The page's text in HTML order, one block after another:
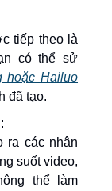
tiếp theo là
có thể sử
hoặc Hailuo
đã tạo.
ra các nhân
suốt video,
thể làm